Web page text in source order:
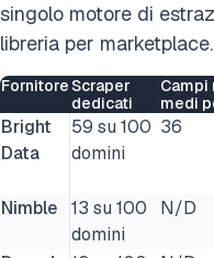
singolo motore di
libreria per marketplace.
Fornitore Scraper
dedicati
Campi
medi
Bright
Data
59 su 100
domini
36
Nimble
13 su 100
domini
N/D